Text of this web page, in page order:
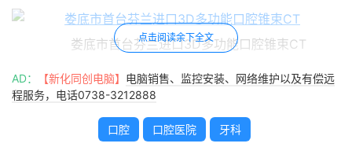
娄底市首台芬兰进口3D多功能口腔锥束CT
配备美国进口根管治疗马达，德国卡瓦种植系统，口腔
显微治疗系统，冷光美白系统，真空高温医疗消毒系统等目
前国际主流口腔设备；配备口腔数字化病历管理系统，口腔
点击阅读余下全文
AD： 【新化同创电脑】 电脑销售、监控安装、网络维护以及有偿远
程服务，电话0738-3212888
口腔 口腔医院 牙科